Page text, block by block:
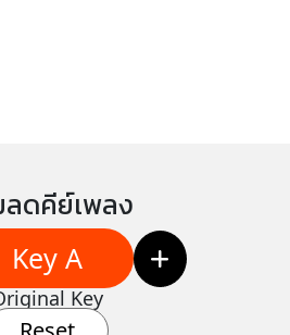
ลดคีย์เพลง
Key A
Key